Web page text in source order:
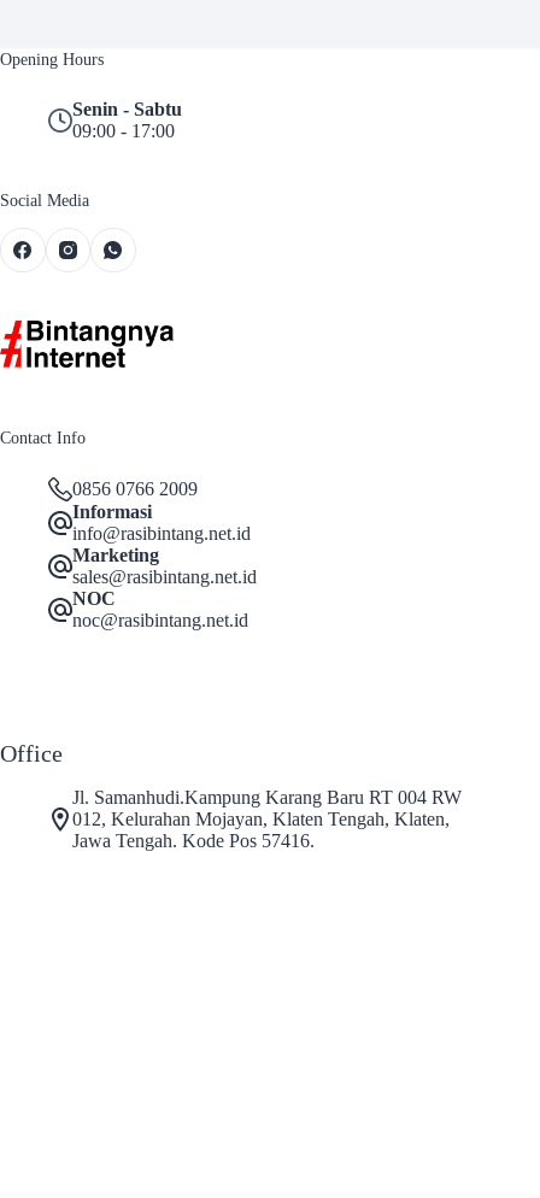
Opening Hours
Senin - Sabtu
09:00 - 17:00
Social Media
Contact Info
0856 0766 2009
Informasi
info@rasibintang.net.id
Marketing
sales@rasibintang.net.id
NOC
noc@rasibintang.net.id
Office
Jl. Samanhudi.Kampung Karang Baru RT 004 RW
012, Kelurahan Mojayan, Klaten Tengah, Klaten,
Jawa Tengah. Kode Pos 57416.